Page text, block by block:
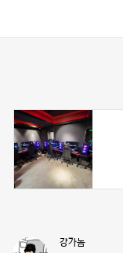
강가놈